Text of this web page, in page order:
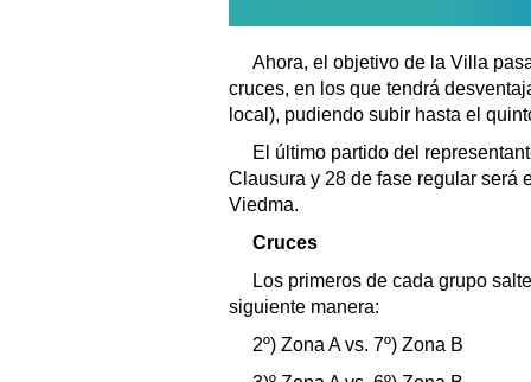
Ahora, el objetivo de la Villa
cruces, en los que tendrá
local), pudiendo subir hasta el
El último partido del
Clausura y 28 de fase regular será
Viedma.
Cruces
Los primeros de cada grupo
siguiente manera:
2º) Zona A vs. 7º) Zona B